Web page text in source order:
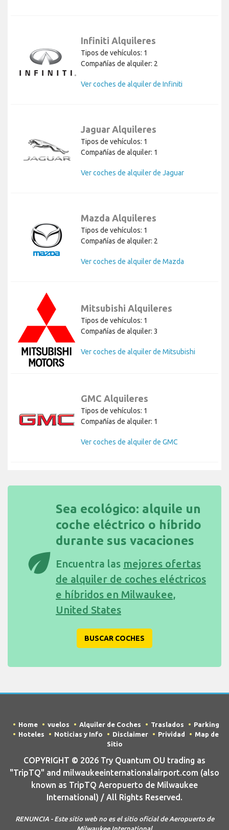
Infiniti Alquileres
Tipos de vehículos: 1
Compañías de alquiler: 2
Ver coches de alquiler de Infiniti
Jaguar Alquileres
Tipos de vehículos: 1
Compañías de alquiler: 1
Ver coches de alquiler de Jaguar
Mazda Alquileres
Tipos de vehículos: 1
Compañías de alquiler: 2
Ver coches de alquiler de Mazda
Mitsubishi Alquileres
Tipos de vehículos: 1
Compañías de alquiler: 3
Ver coches de alquiler de Mitsubishi
GMC Alquileres
Tipos de vehículos: 1
Compañías de alquiler: 1
Ver coches de alquiler de GMC
eco
Sea ecológico: alquile un
coche eléctrico o híbrido
durante sus vacaciones
Encuentra las mejores ofertas
de alquiler de coches eléctricos
e híbridos en Milwaukee,
United States
BUSCAR COCHES
Home vuelos Alquiler de Coches Traslados
Parking
Hoteles
Noticias y Info Disclaimer Prividad
Map de
Sitio
COPYRIGHT © 2026 Try Quantum OU trading as
"TripTQ" and milwaukeeinternationalairport.com (also
known as TripTQ Aeropuerto de Milwaukee
International) / All Rights Reserved.
RENUNCIA - Este sitio web no es el sitio oficial de Aeropuerto de
Milwaukee International